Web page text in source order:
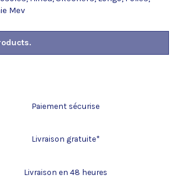
Mev
Paiement sécurise
Livraison gratuite*
Livraison en 48 heures